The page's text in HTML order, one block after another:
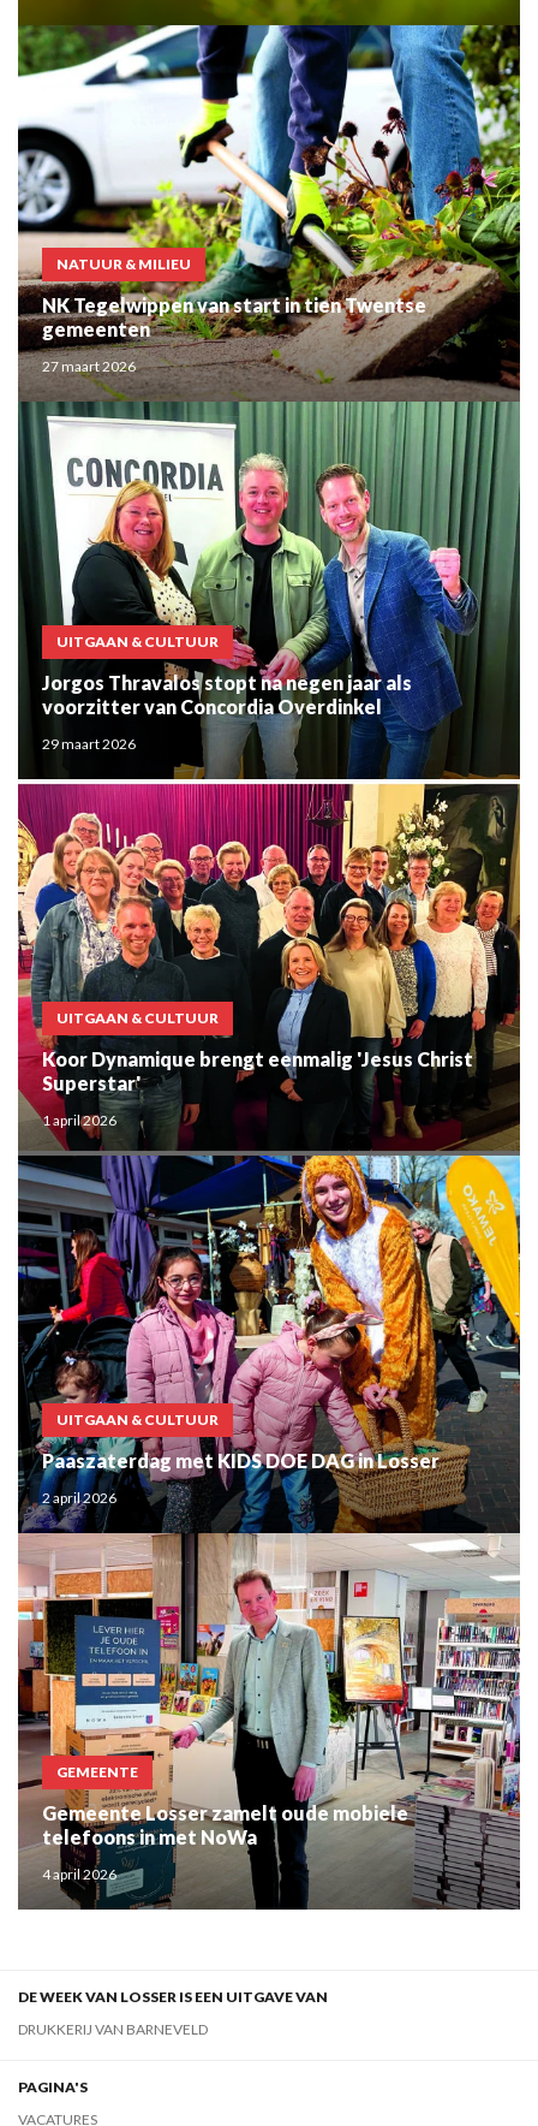
NATUUR & MILIEU
NK Tegelwippen van start in tien Twentse
gemeenten
27 maart 2026
UITGAAN & CULTUUR
Jorgos Thravalos stopt na negen jaar als
voorzitter van Concordia Overdinkel
29 maart 2026
UITGAAN & CULTUUR
Koor Dynamique brengt eenmalig 'Jesus Christ
Superstar'
1 april 2026
UITGAAN & CULTUUR
Paaszaterdag met KIDS DOE DAG in Losser
2 april 2026
GEMEENTE
Gemeente Losser zamelt oude mobiele
telefoons in met NoWa
4 april 2026
DE WEEK VAN LOSSER IS EEN UITGAVE VAN
DRUKKERIJ VAN BARNEVELD
PAGINA'S
VACATURES